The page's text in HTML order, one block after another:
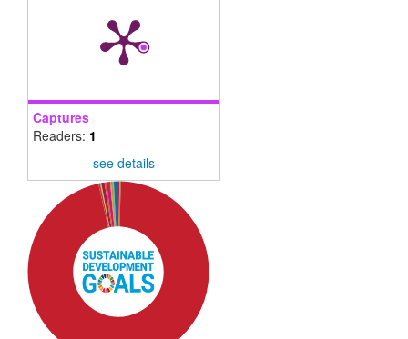
Captures
Readers: 1
see details